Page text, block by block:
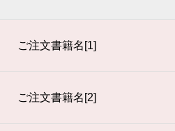
ご注文書籍名[1]
ご注文書籍名[2]